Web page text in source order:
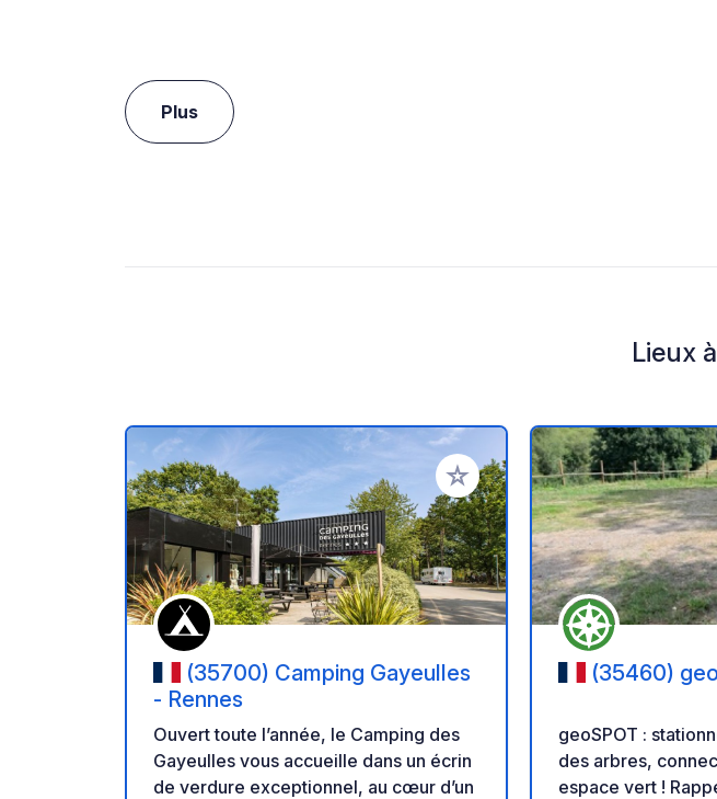
Plus
Lieux
Ajouter à vos favoris
(35700) Camping Gayeulles
- Rennes
Ouvert toute l’année, le Camping des
Gayeulles vous accueille dans un écrin
de verdure exceptionnel, au cœur d’un
(35460)
geoSPOT :
des arbres,
espace vert ! Rappel : - Pensez à